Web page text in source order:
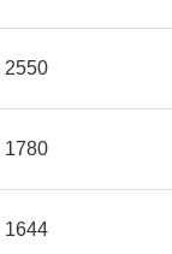
2550
1780
1644